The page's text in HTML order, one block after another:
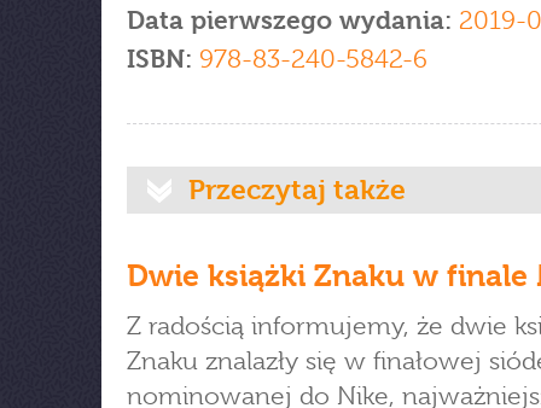
Data pierwszego wydania: 2019-
ISBN: 978-83-240-5842-6
Przeczytaj także
Dwie książki Znaku w finale
Z radością informujemy, że dwie
Znaku znalazły się w finałowej
nominowanej do Nike,